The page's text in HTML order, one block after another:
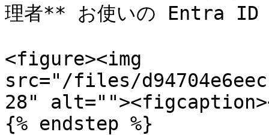
理者** お使いの Entra ID
<figure><img
src="/files/
28"
{% endstep %}